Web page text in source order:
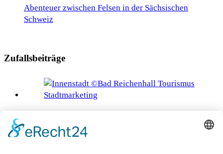
Abenteuer zwischen Felsen in der Sächsischen
Schweiz
Zufallsbeiträge